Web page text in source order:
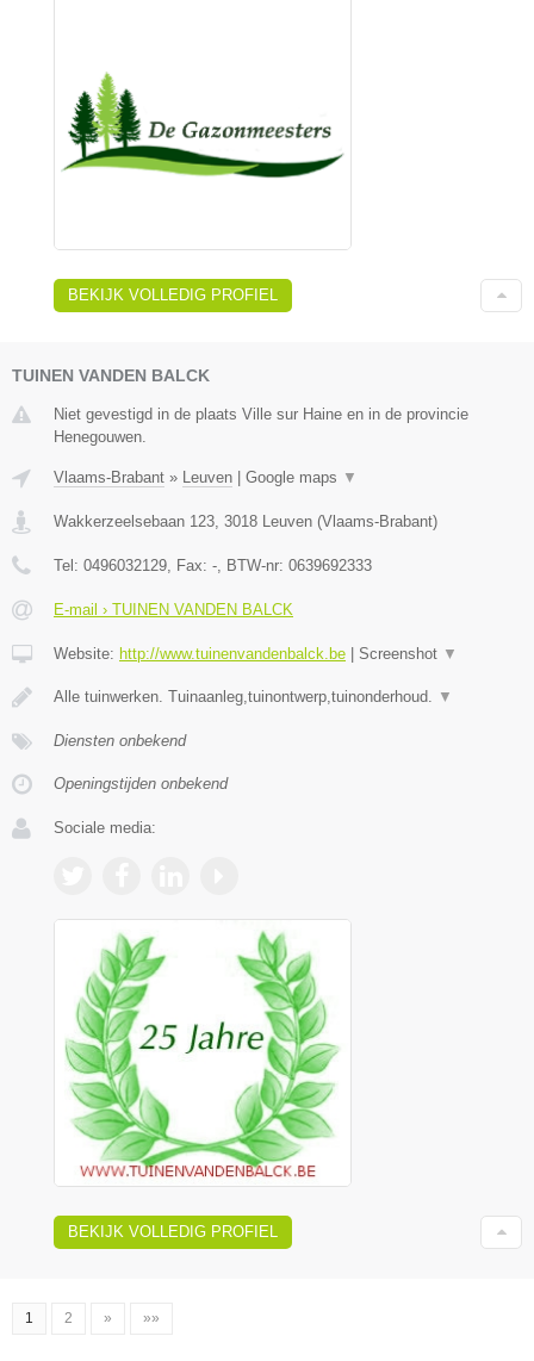
BEKIJK VOLLEDIG PROFIEL
TUINEN VANDEN BALCK
Niet gevestigd in de plaats Ville sur Haine en in de provincie
Henegouwen.
Vlaams-Brabant » Leuven Google maps ▼
Wakkerzeelsebaan 123 3018 Leuven (Vlaams-Brabant)
Tel: 0496032129 , Fax: - , BTW-nr: 0639692333
E-mail › TUINEN VANDEN BALCK
Website: http://www.tuinenvandenbalck.be Screenshot ▼
Alle tuinwerken. Tuinaanleg,tuinontwerp,tuinonderhoud. ▼
Diensten onbekend
Openingstijden onbekend
Sociale media:
BEKIJK VOLLEDIG PROFIEL
1 2 » »»